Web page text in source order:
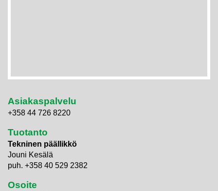
Asiakaspalvelu
+358 44 726 8220
Tuotanto
Tekninen päällikkö
Jouni Kesälä
puh. +358 40 529 2382
Osoite